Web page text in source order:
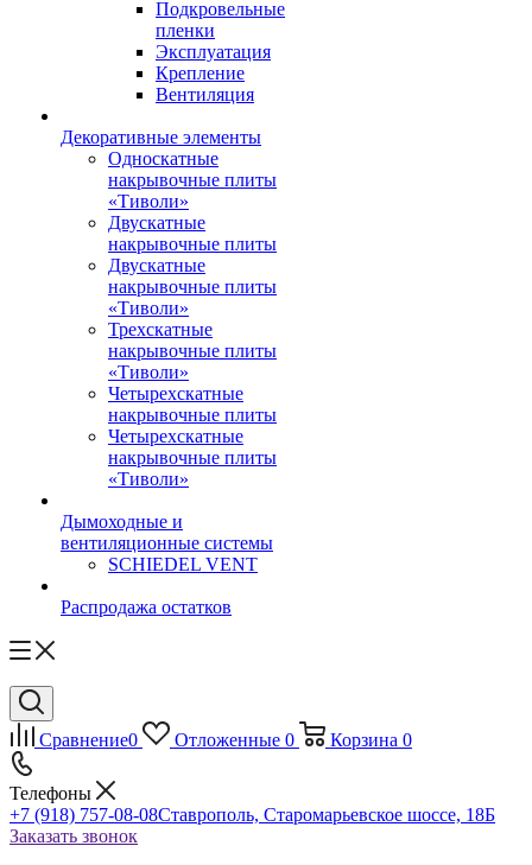
Подкровельные
пленки
Эксплуатация
Крепление
Вентиляция
Декоративные элементы
Односкатные
накрывочные плиты
«Тиволи»
Двускатные
накрывочные плиты
Двускатные
накрывочные плиты
«Тиволи»
Трехскатные
накрывочные плиты
«Тиволи»
Четырехскатные
накрывочные плиты
Четырехскатные
накрывочные плиты
«Тиволи»
Дымоходные и
вентиляционные системы
SCHIEDEL VENT
Распродажа остатков
Сравнение0 Отложенные 0 Корзина 0
Телефоны
+7 (918) 757-08-08Ставрополь, Старомарьевское шоссе, 18Б
Заказать звонок